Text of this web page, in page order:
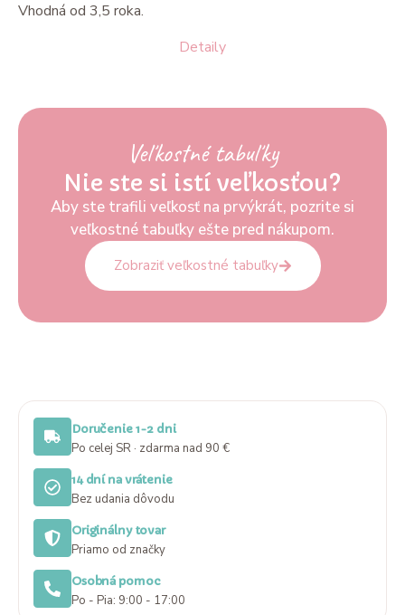
Detaily
Vhodná od 3,5 roka.
Veľkostné tabuľky
Nie ste si istí veľkosťou?
Aby ste trafili veľkosť na prvýkrát, pozrite si
veľkostné tabuľky ešte pred nákupom.
Zobraziť veľkostné tabuľky
Doručenie 1-2 dni
Po celej SR · zdarma nad 90 €
14 dní na vrátenie
Bez udania dôvodu
Originálny tovar
Priamo od značky
Osobná pomoc
Po - Pia: 9:00 - 17:00